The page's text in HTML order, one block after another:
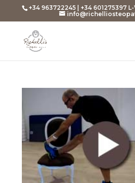
+34 963722245 | +34 601275397